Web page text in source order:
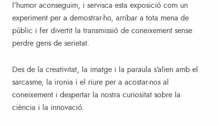
l’humor aconseguim, i servisca esta exposició com un
experiment per a demostrar-ho, arribar a tota mena de
públic i fer divertit la transmissió de coneixement sense
perdre gens de serietat.
Des de la creativitat, la imatge i la paraula s’alien amb el
sarcasme, la ironia i el riure per a acostar-nos al
coneixement i despertar la nostra curiositat sobre la
ciència i la innovació.